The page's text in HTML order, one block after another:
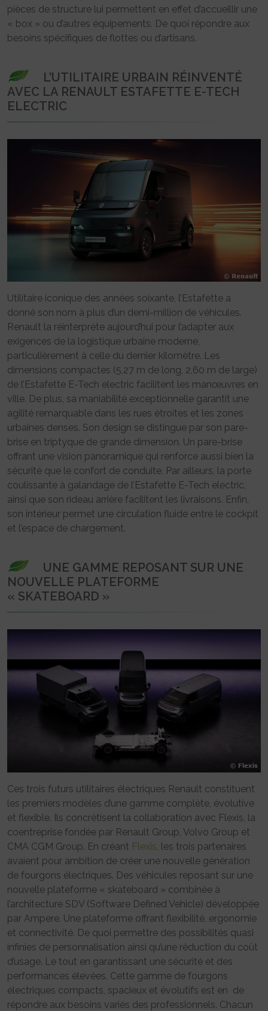
pièces de structure lui permettent en effet d’accueillir une
« box » ou d’autres équipements. De quoi répondre aux
besoins spécifiques de flottes ou d’artisans.
L’UTILITAIRE URBAIN RÉINVENTÉ
AVEC LA RENAULT ESTAFETTE E-TECH
ELECTRIC
Utilitaire iconique des années soixante, l’Estafette a
donné son nom à plus d’un demi-million de véhicules.
Renault la réinterprète aujourd’hui pour l’adapter aux
exigences de la logistique urbaine moderne,
particulièrement à celle du dernier kilomètre. Les
dimensions compactes (5,27 m de long, 2,60 m de large)
de l’Estafette E-Tech electric facilitent les manœuvres en
ville. De plus, sa maniabilité exceptionnelle garantit une
agilité remarquable dans les rues étroites et les zones
urbaines denses. Son design se distingue par son pare-
brise en triptyque de grande dimension. Un pare-brise
offrant une vision panoramique qui renforce aussi bien la
sécurité que le confort de conduite. Par ailleurs, la porte
coulissante à galandage de l’Estafette E-Tech electric,
ainsi que son rideau arrière facilitent les livraisons. Enfin,
son intérieur permet une circulation fluide entre le cockpit
et l’espace de chargement.
UNE GAMME REPOSANT SUR UNE
NOUVELLE PLATEFORME
« SKATEBOARD »
Ces trois futurs utilitaires électriques Renault constituent
les premiers modèles d’une gamme complète, évolutive
et flexible. Ils concrétisent la collaboration avec Flexis, la
coentreprise fondée par Renault Group, Volvo Group et
CMA CGM Group. En créant Flexis, les trois partenaires
avaient pour ambition de créer une nouvelle génération
de fourgons électriques. Des véhicules reposant sur une
nouvelle plateforme « skateboard » combinée à
l’architecture SDV (Software Defined Vehicle) développée
par Ampere. Une plateforme offrant flexibilité, ergonomie
et connectivité. De quoi permettre des possibilités quasi
infinies de personnalisation ainsi qu’une réduction du coût
d’usage. Le tout en garantissant une sécurité et des
performances élevées. Cette gamme de fourgons
électriques compacts, spacieux et évolutifs est en de
répondre aux besoins variés des professionnels. Chacun